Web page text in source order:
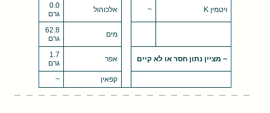
ויטמין K ~ אלכוהול
0.0
גרם
מים
62.8
גרם
~ מציין נתון חסר או לא קיים אפר
1.7
גרם
קפאין
~